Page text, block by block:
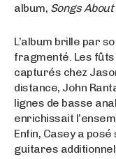
album, Songs
L’album brille par
fragmenté. Les
capturés chez
distance, John
lignes de basse
enrichissait
Enfin, Casey a
guitares